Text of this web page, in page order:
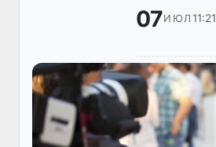
07ИЮЛ 11:21